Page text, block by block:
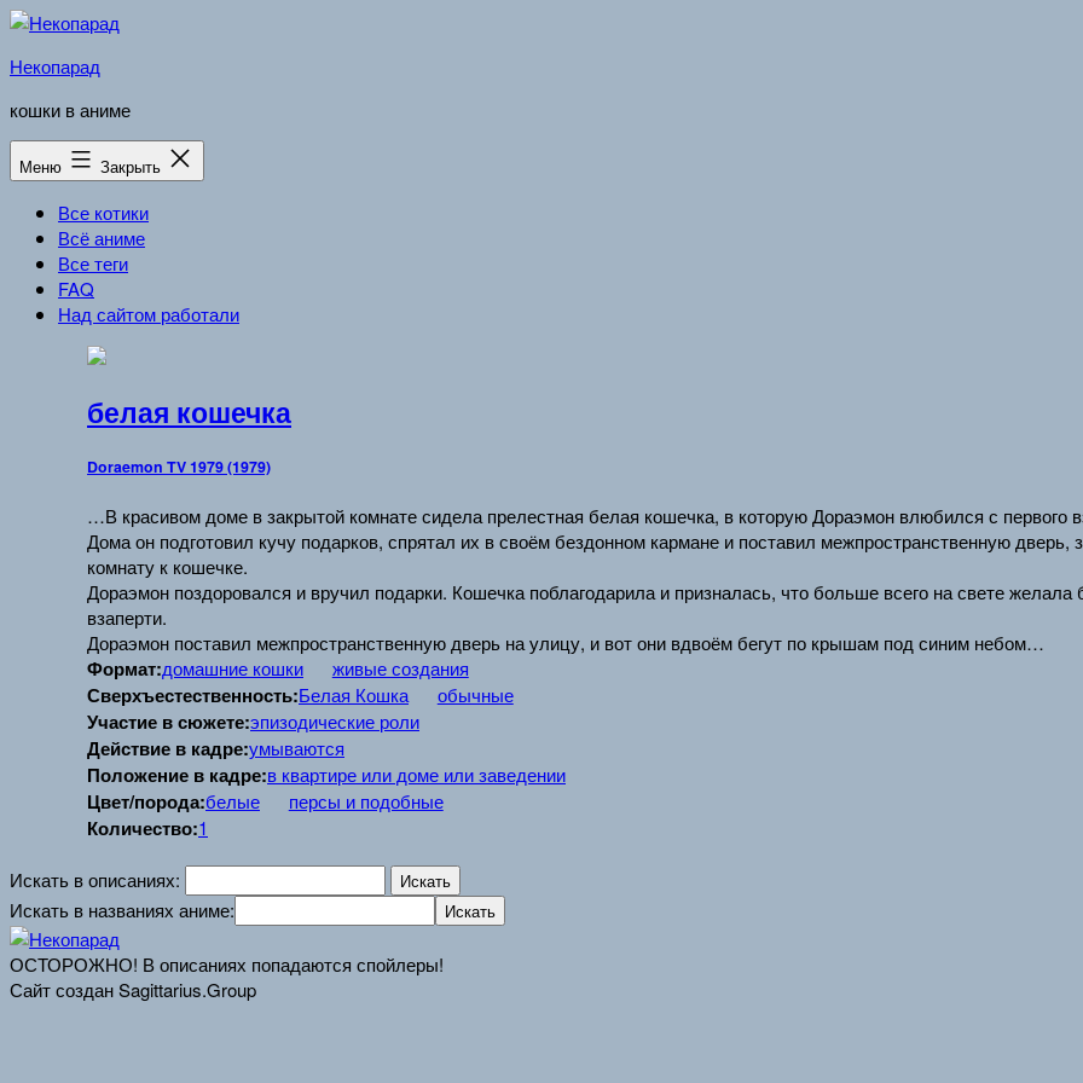
Перейти
содержимому
Некопарад
кошки в аниме
Меню Закрыть
Все котики
Всё аниме
Все теги
FAQ
Над сайтом работали
белая кошечка
Doraemon TV 1979 (1979)
…В красивом доме в закрытой комнате сидела прелестная белая кошечка, в которую Дораэмон влюбился с первого
Дома он подготовил кучу подарков, спрятал их в своём бездонном кармане и поставил межпространственную
комнату к кошечке.
Дораэмон поздоровался и вручил подарки. Кошечка поблагодарила и призналась, что больше всего на свете
взаперти.
Дораэмон поставил межпространственную дверь на улицу, и вот они вдвоём бегут по крышам под синим небом…
Формат:домашние кошки живые создания
Сверхъестественность:Белая Кошка обычные
Участие в сюжете:эпизодические роли
Действие в кадре:умываются
Положение в кадре:в квартире или доме или заведении
Цвет/порода:белые персы и подобные
Количество:1
Искать в описаниях:
Искать в названиях аниме:
ОСТОРОЖНО! В описаниях попадаются спойлеры!
Сайт создан Sagittarius.Group